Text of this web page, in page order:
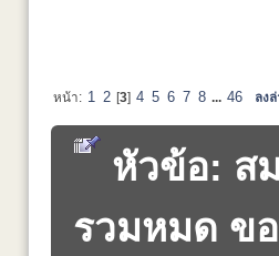
หน้า: 1 2 [3] 4 5 6 7 8 ... 46 ลง
หัวข้อ: ส
รวมหมด ข